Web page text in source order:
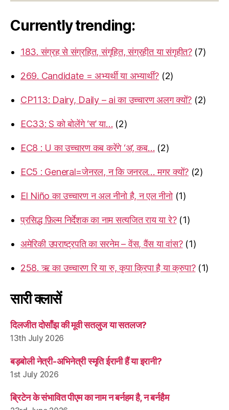
Currently trending:
183. संग्रह से संग्रहित, संगृहित, संग्रहीत या संगृहीत? (7)
269. Candidate = अभ्यर्थी या अभ्यार्थी? (2)
CP113: Dairy, Daily – ai का उच्चारण अलग क्यों? (2)
EC33: S को बोलेंगे ‘स’ या… (2)
EC8 : U का उच्चारण कब करेंगे ‘अ’, कब… (2)
EC5 : General=जेनरल, न कि जनरल… मगर क्यों? (2)
El Niño का उच्चारण न अल नीनो है, न एल नीनो (1)
प्रसिद्ध फ़िल्म निर्देशक का नाम सत्यजित राय या रे? (1)
अमेरिकी उपराष्ट्रपति का सरनेम – वेंस, वैंस या वांस? (1)
258. ऋ का उच्चारण रि या रु, कृपा क्रिपा है या क्रुपा? (1)
सारी क्लासें
दिलजीत दोसाँझ की मूवी सतलुज या सतलज?
13th July 2026
बड़बोली नेत्री-अभिनेत्री स्मृति ईरानी हैं या इरानी?
1st July 2026
ब्रिटेन के संभावित पीएम का नाम न बर्नहम है, न बर्नहैम